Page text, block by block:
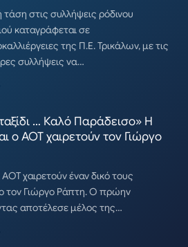
τάση στις συλλήψεις ρόδινου
καταγράφεται σε
της Π.Ε. Τρικάλων, με τις
συλλήψεις να…
… Καλό Παράδεισο» Η
ο ΑΟΤ χαιρετούν τον Γιώργο
χαιρετούν έναν δικό τους
τον Γιώργο Ράπτη. Ο πρώην
αποτέλεσε μέλος της…